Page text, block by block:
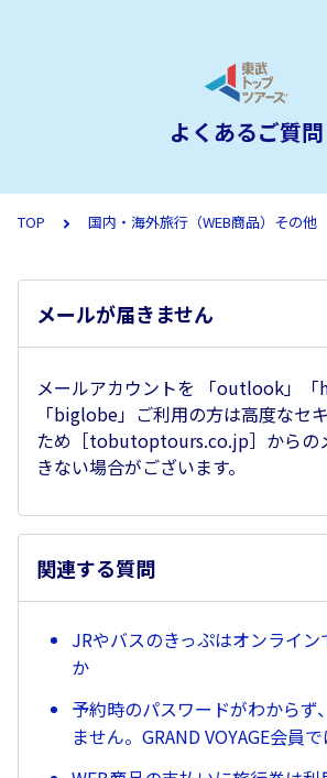
よくあるご質問
TOP 国内・海外旅行（WEB商品）その他
メールが届きません
メールアカウントを 「outlook」「
「biglobe」ご利用の方は高度なセ
ため［tobutoptours.co.jp］からの
きない場合がございます。
関連する質問
JRやバスのきっぷはオンライ
か
予約時のパスワードがわからず
ません。GRAND VOYAGE会員